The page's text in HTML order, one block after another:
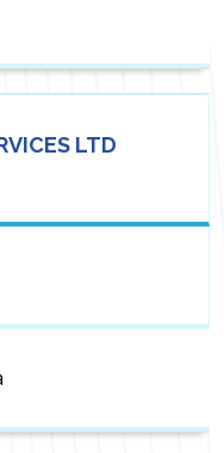
LTD